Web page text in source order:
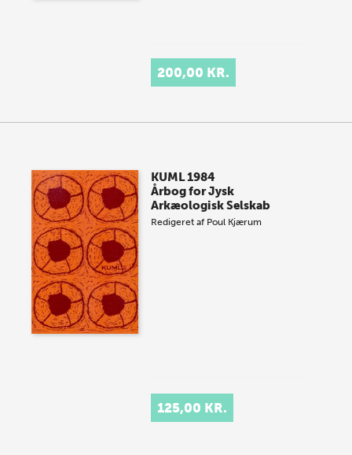
200,00 KR.
KUML 1984
Årbog for Jysk
Arkæologisk Selskab
Redigeret af Poul Kjærum
125,00 KR.